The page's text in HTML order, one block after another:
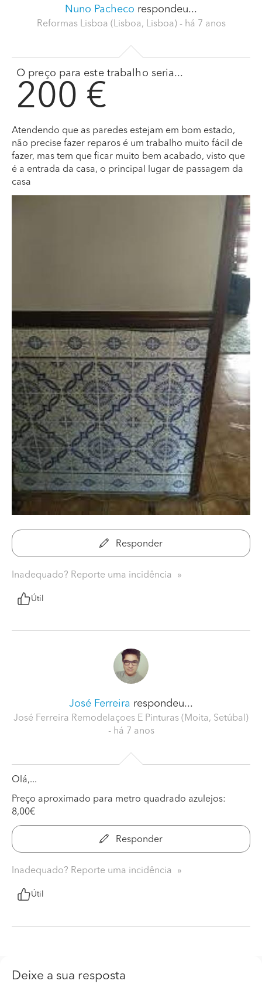
Nuno Pacheco respondeu...
Reformas Lisboa (Lisboa, Lisboa) - há 7 anos
O preço para este trabalho seria...
200 €
Atendendo que as paredes estejam em bom estado,
não precise fazer reparos é um trabalho muito fácil de
fazer, mas tem que ficar muito bem acabado, visto que
é a entrada da casa, o principal lugar de passagem da
casa
Responder
Inadequado? Reporte uma incidência
Útil
José Ferreira respondeu...
José Ferreira Remodelaçoes E Pinturas (Moita, Setúbal)
- há 7 anos
Olá,...
Preço aproximado para metro quadrado azulejos:
8,00€
Responder
Inadequado? Reporte uma incidência
Útil
Deixe a sua resposta